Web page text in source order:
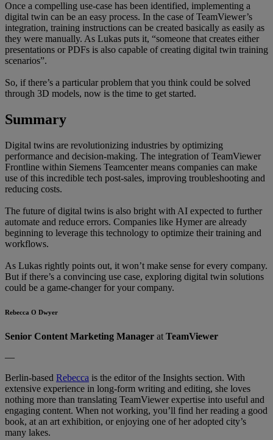
Once a compelling use-case has been identified, implementing a
digital twin can be an easy process. In the case of TeamViewer’s
integration, training instructions can be created basically as easily as
they were manually. As Lukas puts it, “someone that creates either
presentations or PDFs is also capable of creating digital twin training
scenarios”.
So, if there’s a particular problem that you think could be solved
through 3D models, now is the time to get started.
Summary
Digital twins are revolutionizing industries by optimizing
performance and decision-making. The integration of TeamViewer
Frontline within Siemens Teamcenter means companies can make
use of this incredible tech post-sales, improving troubleshooting and
reducing costs.
The future of digital twins is also bright with AI expected to further
automate and reduce errors. Companies like Hymer are already
beginning to leverage this technology to optimize their training and
workflows.
As Lukas rightly points out, it won’t make sense for every company.
But if there’s a convincing use case, exploring digital twin solutions
could be a game-changer for your company.
Rebecca O Dwyer
Senior Content Marketing Manager at TeamViewer
—
Berlin-based Rebecca is the editor of the Insights section. With
extensive experience in long-form writing and editing, she loves
nothing more than translating TeamViewer expertise into useful and
engaging content. When not working, you’ll find her reading a good
book, at an art exhibition, or enjoying one of her adopted city’s
many lakes.